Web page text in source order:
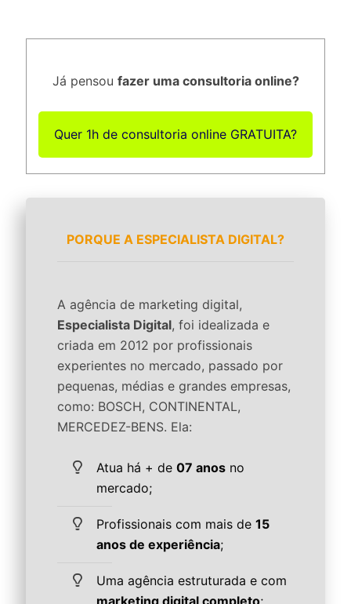
Já pensou fazer uma consultoria online?
Quer 1h de consultoria online GRATUITA?
PORQUE A ESPECIALISTA DIGITAL?
A agência de marketing digital,
Especialista Digital, foi idealizada e
criada em 2012 por profissionais
experientes no mercado, passado por
pequenas, médias e grandes empresas,
como: BOSCH, CONTINENTAL,
MERCEDEZ-BENS. Ela:
Atua há + de 07 anos no
mercado;
Profissionais com mais de 15
anos de experiência;
Uma agência estruturada e com
marketing digital completo;